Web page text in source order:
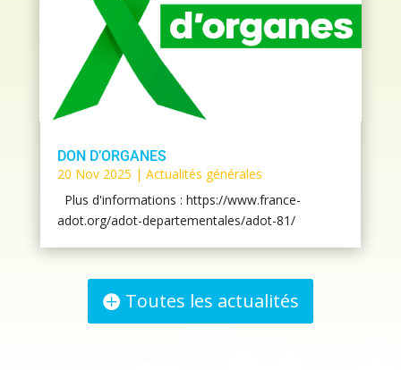
DON D’ORGANES
20 Nov 2025 | Actualités générales
Plus d'informations : https://www.france-
adot.org/adot-departementales/adot-81/
Toutes les actualités